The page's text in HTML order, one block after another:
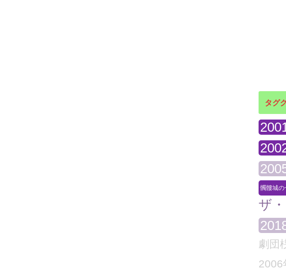
タグ
髑髏城の
ザ
劇団
2006